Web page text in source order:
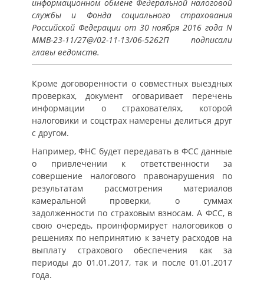
информационном обмене Федеральной налоговой
службы и Фонда социального страхования
Российской Федерации от 30 ноября 2016 года N
ММВ-23-11/27@/02-11-13/06-5262П подписали
главы ведомств.
Кроме договоренности о совместных выездных
проверках, документ оговаривает перечень
информации о страхователях, которой
налоговики и соцстрах намерены делиться друг
с другом.
Например, ФНС будет передавать в ФСС данные
о привлечении к ответственности за
совершение налогового правонарушения по
результатам рассмотрения материалов
камеральной проверки, о суммах
задолженности по страховым взносам. А ФСС, в
свою очередь, проинформирует налоговиков о
решениях по непринятию к зачету расходов на
выплату страхового обеспечения как за
периоды до 01.01.2017, так и после 01.01.2017
года.